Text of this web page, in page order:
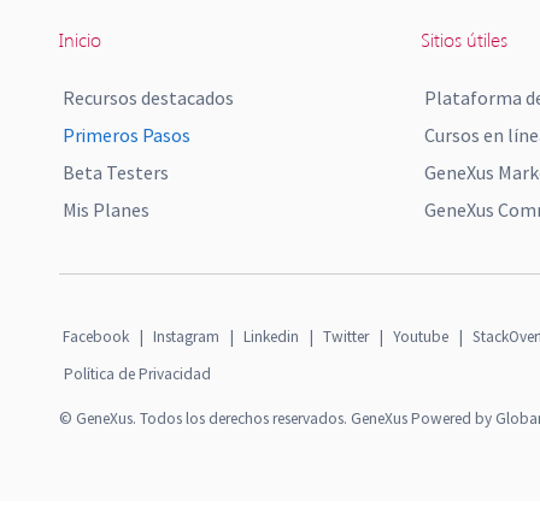
Inicio
Recursos destacados
Primeros Pasos
Beta Testers
Mis Planes
Sitios útiles
Plataforma
Cursos en
GeneXus
GeneXus
Facebook | Instagram | Linkedin | Twitter | Youtube |
Política de Privacidad
© GeneXus. Todos los derechos reservados. GeneXus Powered by